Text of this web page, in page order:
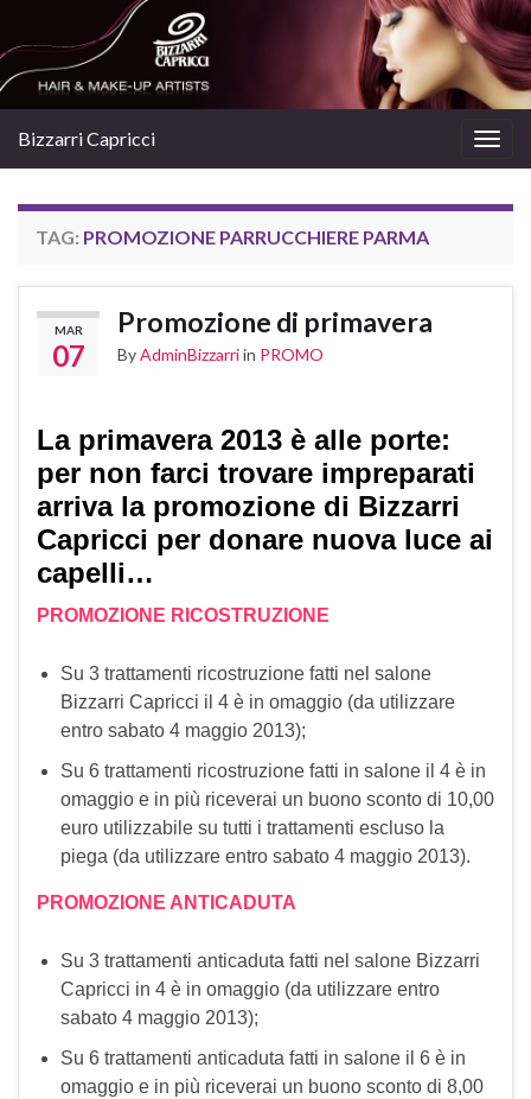
Bizzarri Capricci
TAG: PROMOZIONE PARRUCCHIERE PARMA
MAR
07
Promozione di primavera
ByAdminBizzarriin PROMO
La primavera 2013 è alle porte:
per non farci trovare impreparati
arriva la promozione di Bizzarri
Capricci per donare nuova luce ai
capelli…
PROMOZIONE RICOSTRUZIONE
Su 3 trattamenti ricostruzione fatti nel salone
Bizzarri Capricci il 4 è in omaggio (da utilizzare
entro sabato 4 maggio 2013);
Su 6 trattamenti ricostruzione fatti in salone il 4 è in
omaggio e in più riceverai un buono sconto di 10,00
euro utilizzabile su tutti i trattamenti escluso la
piega (da utilizzare entro sabato 4 maggio 2013).
PROMOZIONE ANTICADUTA
Su 3 trattamenti anticaduta fatti nel salone Bizzarri
Capricci in 4 è in omaggio (da utilizzare entro
sabato 4 maggio 2013);
Su 6 trattamenti anticaduta fatti in salone il 6 è in
omaggio e in più riceverai un buono sconto di 8,00